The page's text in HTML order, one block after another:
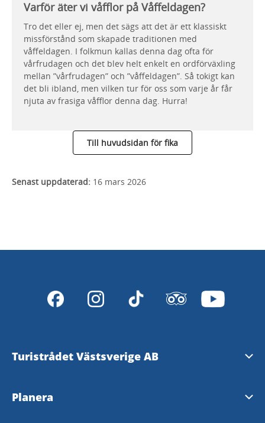
Varför äter vi våfflor på Våffeldagen?
Tro det eller ej, men det sägs att det är ett klassiskt
missförstånd som skapade traditionen med
våffeldagen. I folkmun kallas denna dag ofta för
vårfrudagen och det blev helt enkelt en ordförväxling
mellan ”vårfrudagen” och ”våffeldagen”. Så tokigt kan
det bli ibland, men vilken tur för oss som varje år får
njuta av frasiga våfflor denna dag. Hurra!
Till huvudsidan för fika
Senast uppdaterad: 16 mars 2026
Turistrådet Västsverige AB
Tipsa om evenemang
Planera